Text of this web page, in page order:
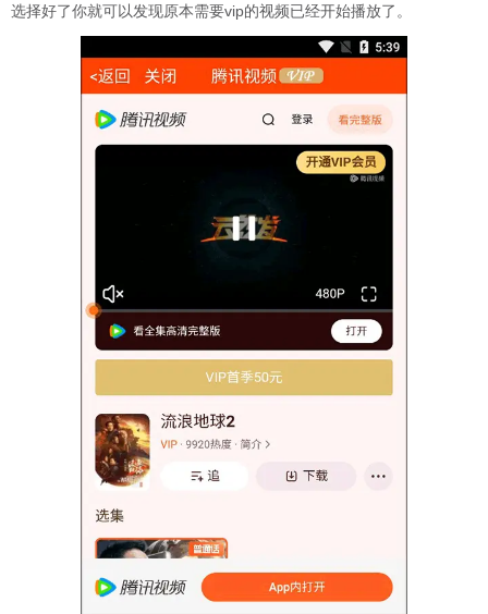
选择好了你就可以发现原本需要vip的视频已经开始播放了。